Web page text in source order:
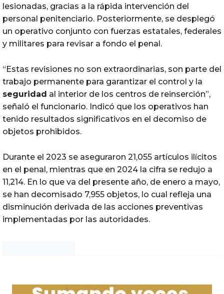
lesionadas, gracias a la rápida intervención del
personal penitenciario. Posteriormente, se desplegó
un operativo conjunto con fuerzas estatales, federales
y militares para revisar a fondo el penal.
“Estas revisiones no son extraordinarias, son parte del
trabajo permanente para garantizar el control y la
seguridad al interior de los centros de reinserción”,
señaló el funcionario. Indicó que los operativos han
tenido resultados significativos en el decomiso de
objetos prohibidos.
Durante el 2023 se aseguraron 21,055 artículos ilícitos
en el penal, mientras que en 2024 la cifra se redujo a
11,214. En lo que va del presente año, de enero a mayo,
se han decomisado 7,955 objetos, lo cual refleja una
disminución derivada de las acciones preventivas
implementadas por las autoridades.